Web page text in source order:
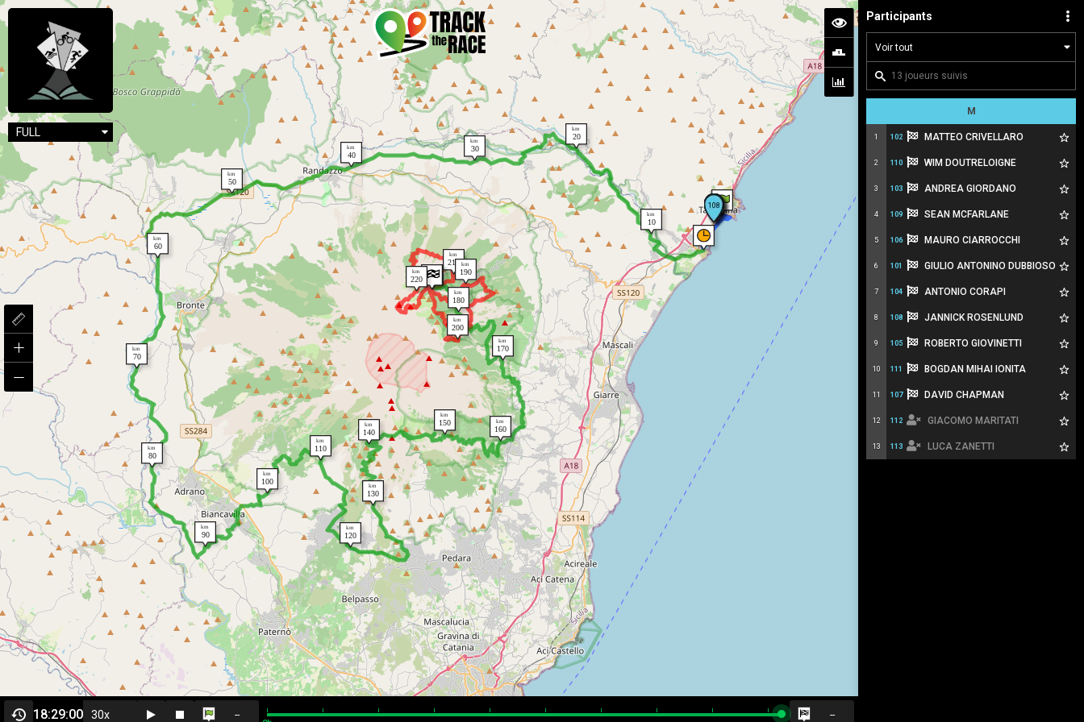
Participants
M
1 102 MATTEO CRIVELLARO
2 110 WIM DOUTRELOIGNE
3 103 ANDREA GIORDANO
4 109 SEAN MCFARLANE
5 106 MAURO CIARROCCHI
6 101 GIULIO ANTONINO DUBBIOSO
7 104 ANTONIO CORAPI
8 108 JANNICK ROSENLUND
9 105 ROBERTO GIOVINETTI
10 111 BOGDAN MIHAI IONITA
11 107 DAVID CHAPMAN
12 112 GIACOMO MARITATI
13 113 LUCA ZANETTI
18:29:00 -- --